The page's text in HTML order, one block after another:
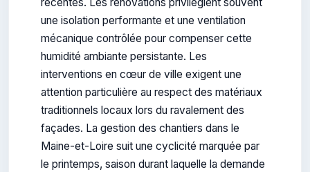
récentes. Les rénovations privilégient souvent
une isolation performante et une ventilation
mécanique contrôlée pour compenser cette
humidité ambiante persistante. Les
interventions en cœur de ville exigent une
attention particulière au respect des matériaux
traditionnels locaux lors du ravalement des
façades. La gestion des chantiers dans le
Maine-et-Loire suit une cyclicité marquée par
le printemps, saison durant laquelle la demande